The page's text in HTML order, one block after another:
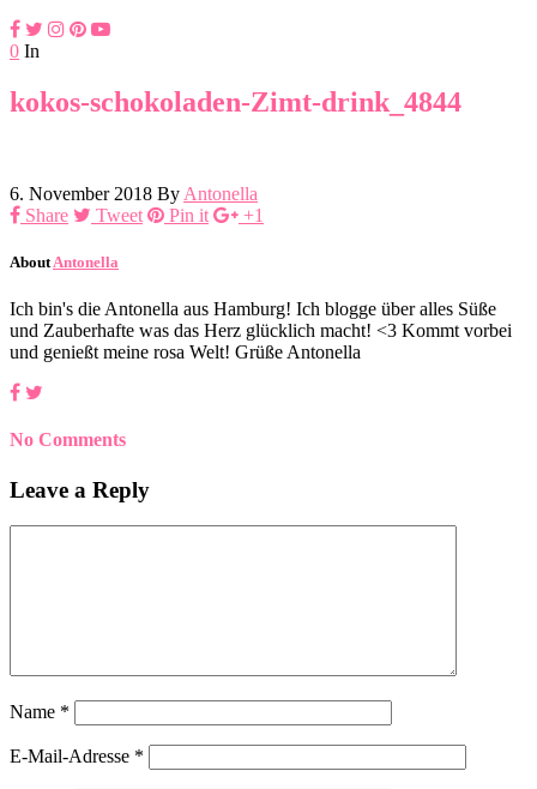
0 In
kokos-schokoladen-Zimt-drink_4844
6. November 2018 By Antonella
Share
Tweet Pin it +1
About Antonella
Ich bin's die Antonella aus Hamburg! Ich blogge über alles Süße
und Zauberhafte was das Herz glücklich macht! <3 Kommt vorbei
und genießt meine rosa Welt! Grüße Antonella
No Comments
Leave a Reply
Name *
E-Mail-Adresse *